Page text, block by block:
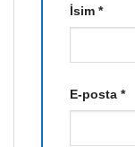
İsim *
E-posta *